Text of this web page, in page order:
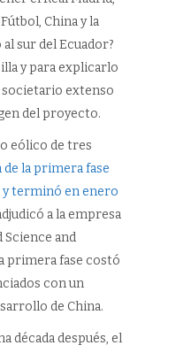
China y la
sur del Ecuador?
y para explicarlo
extenso
del proyecto.
eólico de tres
la primera fase
y terminó en enero
a la empresa
Science and
primera fase costó
con un
de China.
década después, el